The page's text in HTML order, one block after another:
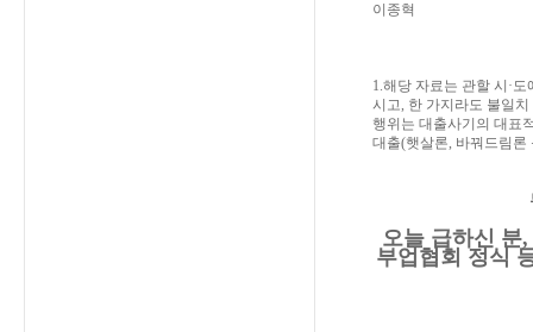
이종혁
1.해당 자료는 관할 시·
시고, 한 가지라도 불일
행위는 대출사기의 대표
대출(햇살론, 바꿔드림론
오늘 급하신 분
부업협회 정식